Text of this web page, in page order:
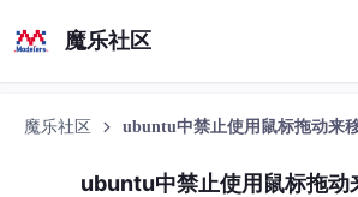
魔乐社区
魔乐社区 ubuntu中禁止使用鼠标拖动来
ubuntu中禁止使用鼠标拖动